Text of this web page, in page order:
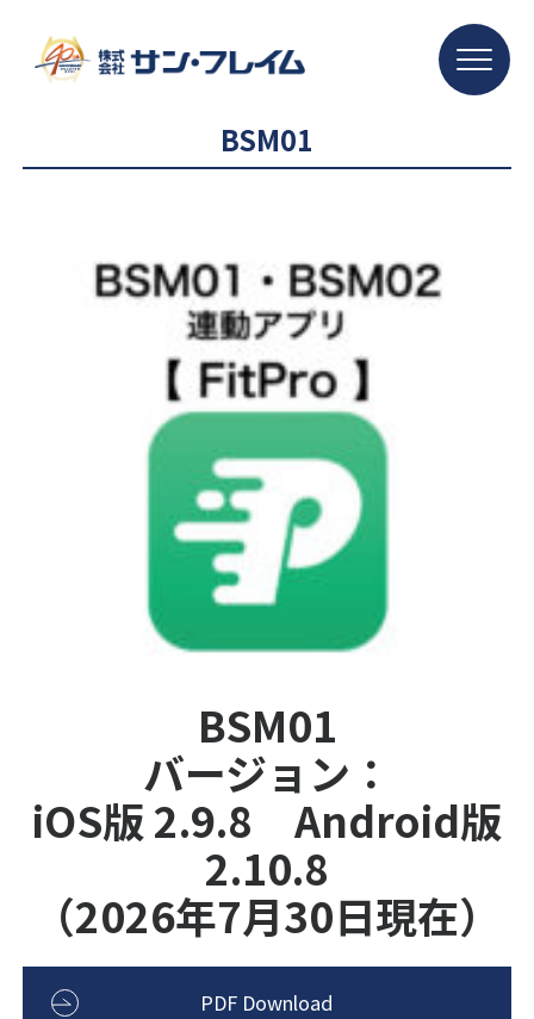
BSM01
BSM01
バージョン：
iOS版 2.9.8 Android版
2.10.8
（2026年7月30日現在）
PDF Download